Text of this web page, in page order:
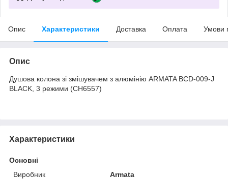
Опис Характеристики Доставка Оплата Умови
Опис
Душова колона зі змішувачем з алюмінію ARMATA BCD-009-J
BLACK, 3 режими (CH6557)
Характеристики
Основні
Виробник
Armata